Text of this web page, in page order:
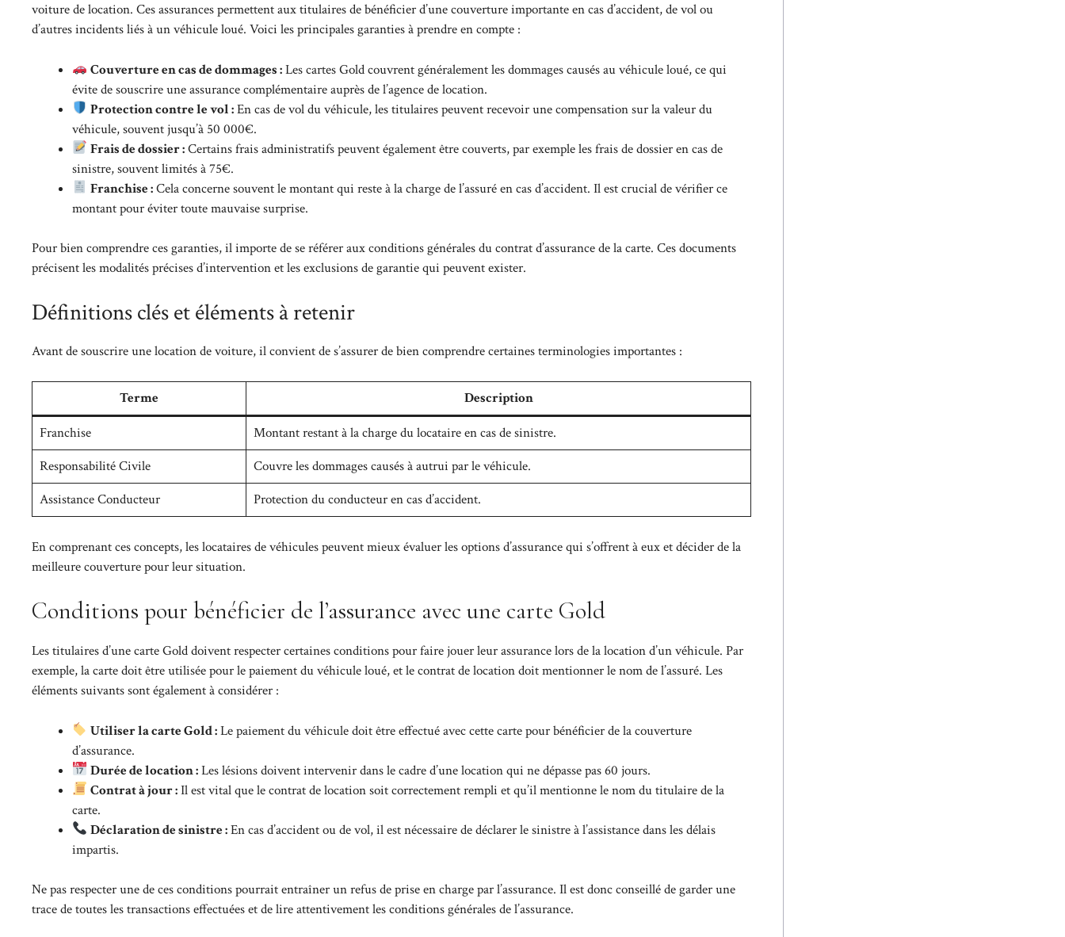
voiture de location. Ces assurances permettent aux titulaires de bénéficier d’une couverture importante en cas d’accident, de vol ou
d’autres incidents liés à un véhicule loué. Voici les principales garanties à prendre en compte :
Couverture en cas de dommages :Les cartes Gold couvrent généralement les dommages causés au véhicule loué, ce qui
évite de souscrire une assurance complémentaire auprès de l’agence de location.
Protection contre le vol :En cas de vol du véhicule, les titulaires peuvent recevoir une compensation sur la valeur du
véhicule, souvent jusqu’à 50 000€.
Frais de dossier :Certains frais administratifs peuvent également être couverts, par exemple les frais de dossier en cas de
sinistre, souvent limités à 75€.
Franchise :Cela concerne souvent le montant qui reste à la charge de l’assuré en cas d’accident. Il est crucial de vérifier ce
montant pour éviter toute mauvaise surprise.
Pour bien comprendre ces garanties, il importe de se référer auxconditions généralesdu contrat d’assurance de la carte. Ces documents
précisent les modalités précises d’intervention et les exclusions de garantie qui peuvent exister.
Définitions clés et éléments à retenir
Avant de souscrire une location de voiture, il convient de s’assurer de bien comprendre certaines terminologies importantes :
Terme
Description
Franchise
Montant restant à la charge du locataire en cas de sinistre.
Responsabilité Civile
Couvre les dommages causés à autrui par le véhicule.
Assistance Conducteur
Protection du conducteur en cas d’accident.
En comprenant ces concepts, les locataires de véhicules peuvent mieux évaluer les options d’assurance qui s’offrent à eux et décider de la
meilleure couverture pour leur situation.
Conditions pour bénéficier de l’assurance avec une carte Gold
Les titulaires d’une carte Gold doivent respecter certaines conditions pour faire jouer leur assurance lors de la location d’un véhicule. Par
exemple, la carte doit être utilisée pour le paiement du véhicule loué, et le contrat de location doit mentionner le nom de l’assuré. Les
éléments suivants sont également à considérer :
Utiliser la carte Gold :Le paiement du véhicule doit être effectué avec cette carte pour bénéficier de la couverture
d’assurance.
Durée de location :Les lésions doivent intervenir dans le cadre d’une location qui ne dépasse pas 60 jours.
Contrat à jour :Il est vital que le contrat de location soit correctement rempli et qu’il mentionne le nom du titulaire de la
carte.
Déclaration de sinistre :En cas d’accident ou de vol, il est nécessaire de déclarer le sinistre à l’assistance dans les délais
impartis.
Ne pas respecter une de ces conditions pourrait entraîner un refus de prise en charge par l’assurance. Il est donc conseillé de garder une
trace de toutes les transactions effectuées et de lire attentivement lesconditions généralesde l’assurance.